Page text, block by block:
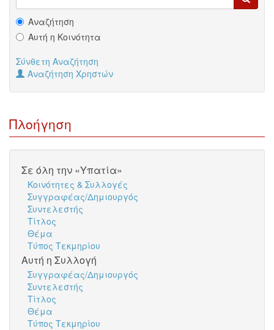
Αναζήτηση
Αυτή η Κοινότητα
Σύνθετη Αναζήτηση
Αναζήτηση Χρηστών
Πλοήγηση
Σε όλη την «Υπατία»
Κοινότητες & Συλλογές
Συγγραφέας/Δημιουργός
Συντελεστής
Τίτλος
Θέμα
Τύπος Τεκμηρίου
Αυτή η Συλλογή
Συγγραφέας/Δημιουργός
Συντελεστής
Τίτλος
Θέμα
Τύπος Τεκμηρίου